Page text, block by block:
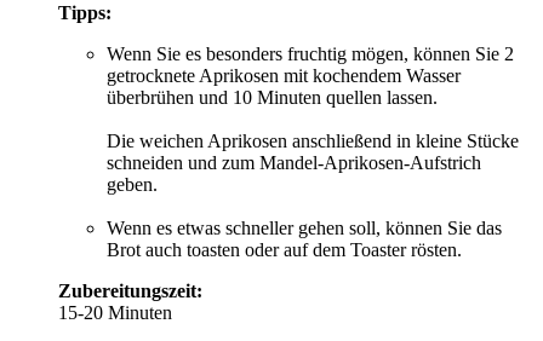
Tipps:
Wenn Sie es besonders fruchtig mögen, können Sie 2
getrocknete Aprikosen mit kochendem Wasser
überbrühen und 10 Minuten quellen lassen.
Die weichen Aprikosen anschließend in kleine Stücke
schneiden und zum Mandel-Aprikosen-Aufstrich
geben.
Wenn es etwas schneller gehen soll, können Sie das
Brot auch toasten oder auf dem Toaster rösten.
Zubereitungszeit:
15-20 Minuten